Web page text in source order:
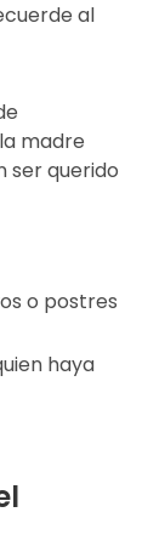
al
madre
ser querido
o postres
haya